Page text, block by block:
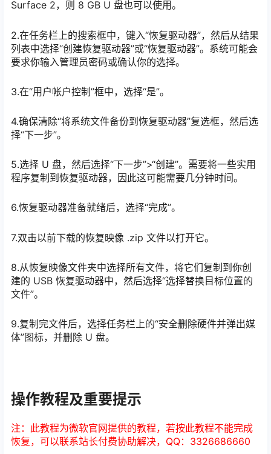
Surface 2，则 8 GB U 盘也可以使用。
2.在任务栏上的搜索框中，键入“恢复驱动器”，然后从结果
列表中选择“创建恢复驱动器”或“恢复驱动器”。系统可能会
要求你输入管理员密码或确认你的选择。
3.在“用户帐户控制”框中，选择“是”。
4.确保清除“将系统文件备份到恢复驱动器”复选框，然后选
择“下一步”。
5.选择 U 盘，然后选择“下一步”>“创建”。需要将一些实用
程序复制到恢复驱动器，因此这可能需要几分钟时间。
6.恢复驱动器准备就绪后，选择“完成”。
7.双击以前下载的恢复映像 .zip 文件以打开它。
8.从恢复映像文件夹中选择所有文件，将它们复制到你创
建的 USB 恢复驱动器中，然后选择“选择替换目标位置的
文件”。
9.复制完文件后，选择任务栏上的“安全删除硬件并弹出媒
体”图标，并删除 U 盘。
操作教程及重要提示
注：此教程为微软官网提供的教程，若按此教程不能完成
恢复，可以联系站长付费协助解决，QQ：3326686660